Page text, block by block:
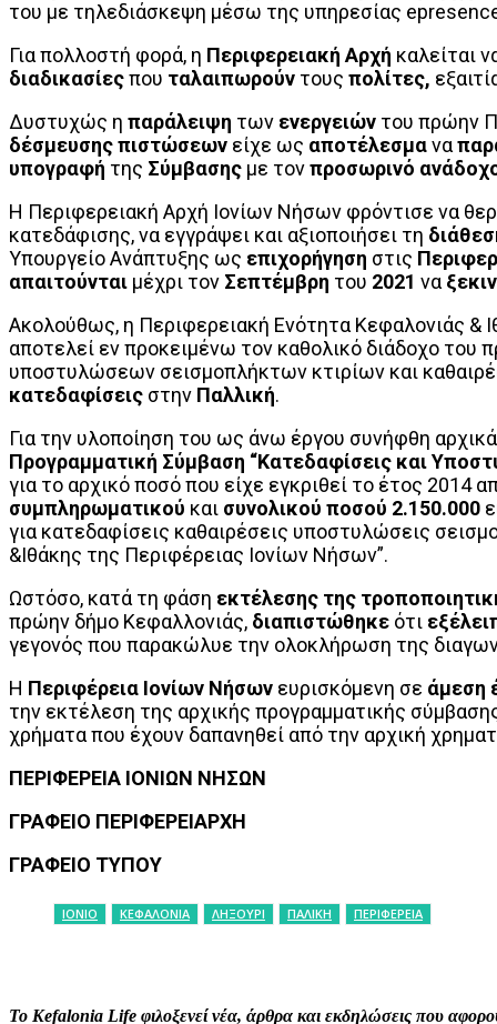
του με τηλεδιάσκεψη μέσω της υπηρεσίας
Για πολλοστή φορά, η Περιφερειακή Αρχή καλείται
διαδικασίεςπου ταλαιπωρούν τους πολίτες,
Δυστυχώς η παράλειψη των ενεργειών του πρώην
δέσμευσης πιστώσεων είχε ως αποτέλεσμανα
υπογραφή της Σύμβασης με τονπροσωρινό
Η Περιφερειακή Αρχή Ιονίων Νήσων φρόντισε να
κατεδάφισης, να εγγράψει και αξιοποιήσει τη
Υπουργείο Ανάπτυξης ως επιχορήγηση στις
απαιτούνται μέχρι τον Σεπτέμβρη του 2021 να
Ακολούθως, η Περιφερειακή Ενότητα Κεφαλονιάς &
αποτελεί εν προκειμένω τον καθολικό διάδοχο
υποστυλώσεων σεισμοπλήκτων κτιρίων και
κατεδαφίσεις στην Παλλική.
Για την υλοποίηση του ως άνω έργου συνήφθη
Προγραμματική Σύμβαση “Κατεδαφίσεις και
για το αρχικό ποσό που είχε εγκριθεί το έτος
συμπληρωματικού και συνολικού ποσού 2.150.000
για κατεδαφίσεις καθαιρέσεις υποστυλώσεις
&Ιθάκης της Περιφέρειας Ιονίων Νήσων”.
Ωστόσο, κατά τη φάση εκτέλεσης της
πρώην δήμο Κεφαλλονιάς, διαπιστώθηκε ότι
γεγονός που παρακώλυε την ολοκλήρωση της
Η Περιφέρεια Ιονίων Νήσων ευρισκόμενη σε άμεση
την εκτέλεση της αρχικής προγραμματικής
χρήματα που έχουν δαπανηθεί από την αρχική
ΠΕΡΙΦΕΡΕΙΑ ΙΟΝΙΩΝ ΝΗΣΩΝ
ΓΡΑΦΕΙΟ ΠΕΡΙΦΕΡΕΙΑΡΧΗ
ΓΡΑΦΕΙΟ ΤΥΠΟΥ
ΙΟΝΙΟ ΚΕΦΑΛΟΝΙΑ ΛΗΞΟΥΡΙ ΠΑΛΙΚΗ ΠΕΡΙΦΕΡΕΙΑ
Το Kefalonia Life φιλοξενεί νέα, άρθρα και εκδηλώσεις που